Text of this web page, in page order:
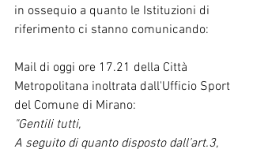
in ossequio a quanto le Istituzioni di
riferimento ci stanno comunicando:
Mail di oggi ore 17.21 della Città
Metropolitana inoltrata dall'Ufficio Sport
del Comune di Mirano:
"Gentili tutti,
A seguito di quanto disposto dall’art.3,